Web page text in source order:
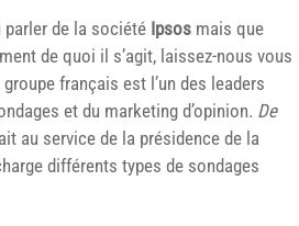
parler de la société Ipsos mais que
de quoi il s’agit, laissez-nous vous
français est l’un des leaders
et du marketing d’opinion. De
au service de la présidence de la
différents types de sondages